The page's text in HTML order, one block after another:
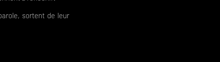
sortent de leur